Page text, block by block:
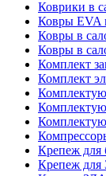
Коврики в
Ковры EVA
Ковры в
Ковры в
Комплект
Комплект
Крепеж для
Крепеж для